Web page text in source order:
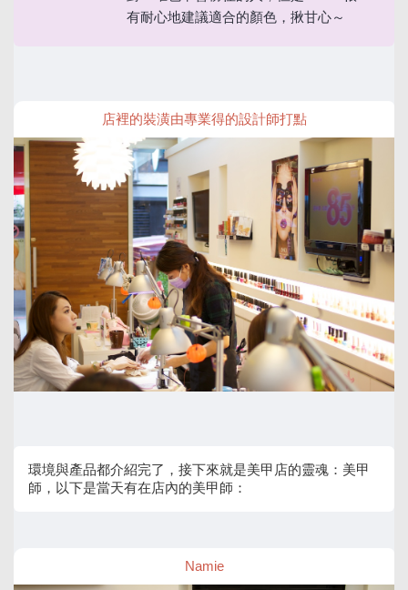
有耐心地建議適合的顏色，揪甘心～
店裡的裝潢由專業得的設計師打點
環境與產品都介紹完了，接下來就是美甲店的靈魂：美甲
師，以下是當天有在店內的美甲師：
Namie